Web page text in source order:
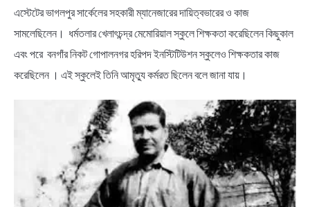
এস্টেটের ভাগলপুর সার্কেলের সহকারী ম্যানেজারের দায়িত্বভারের ও কাজ
সামলেছিলেন। ধর্মতলার খেলাৎচন্দ্র মেমোরিয়াল স্কুলে শিক্ষকতা করেছিলেন কিছুকাল
এবং পরে বনগাঁর নিকট গোপালনগর হরিপদ ইনস্টিটিউশন স্কুলেও শিক্ষকতার কাজ
করেছিলেন । এই স্কুলেই তিনি আমৃত্যু কর্মরত ছিলেন বলে জানা যায়।